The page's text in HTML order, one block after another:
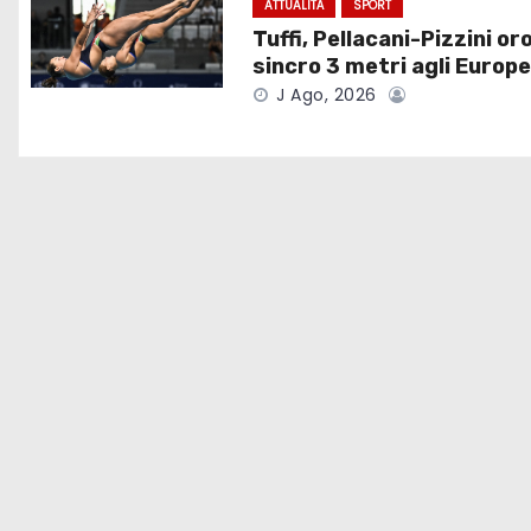
i
o
ATTUALITÀ SPORT
Tuffi, Pellacani-Pizzini
sincro 3 metri agli
J Ago, 2026